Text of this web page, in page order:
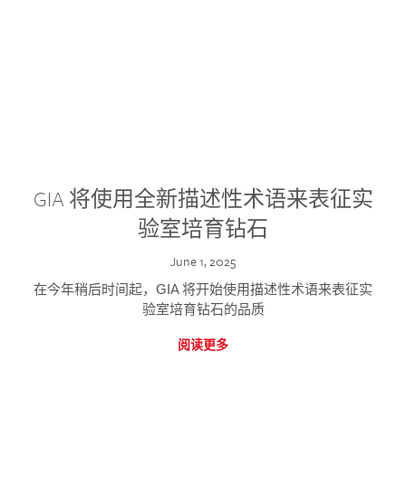
GIA 将使用全新描述性术语来表征实
验室培育钻石
June 1, 2025
在今年稍后时间起，GIA 将开始使用描述性术语来表征实
验室培育钻石的品质
阅读更多